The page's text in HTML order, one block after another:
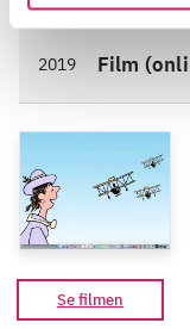
2019 Film
Se filmen